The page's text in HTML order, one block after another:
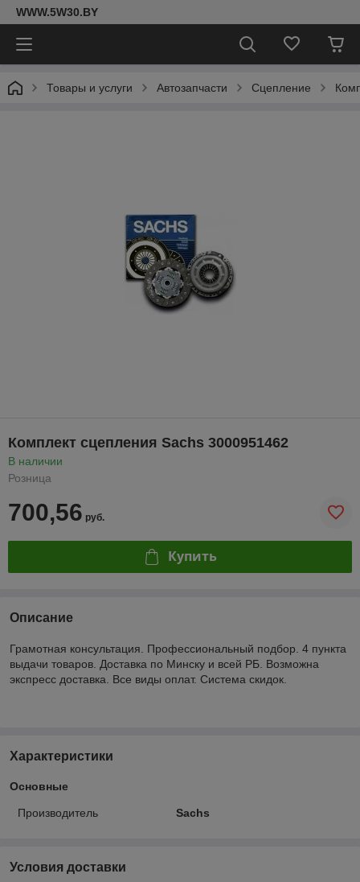
WWW.5W30.BY
Товары и услуги Автозапчасти Сцепление
Комплект сцепления Sachs 3000951462
В наличии
Розница
700,56 руб.
Купить
Описание
Грамотная консультация. Профессиональный подбор. 4 пункта
выдачи товаров. Доставка по Минску и всей РБ. Возможна
экспресс доставка. Все виды оплат. Система скидок.
Характеристики
Основные
Производитель Sachs
Условия доставки